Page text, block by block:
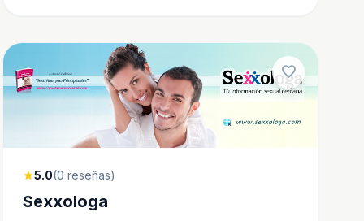
favorite
star5.0(0 reseñas)
Sexxologa